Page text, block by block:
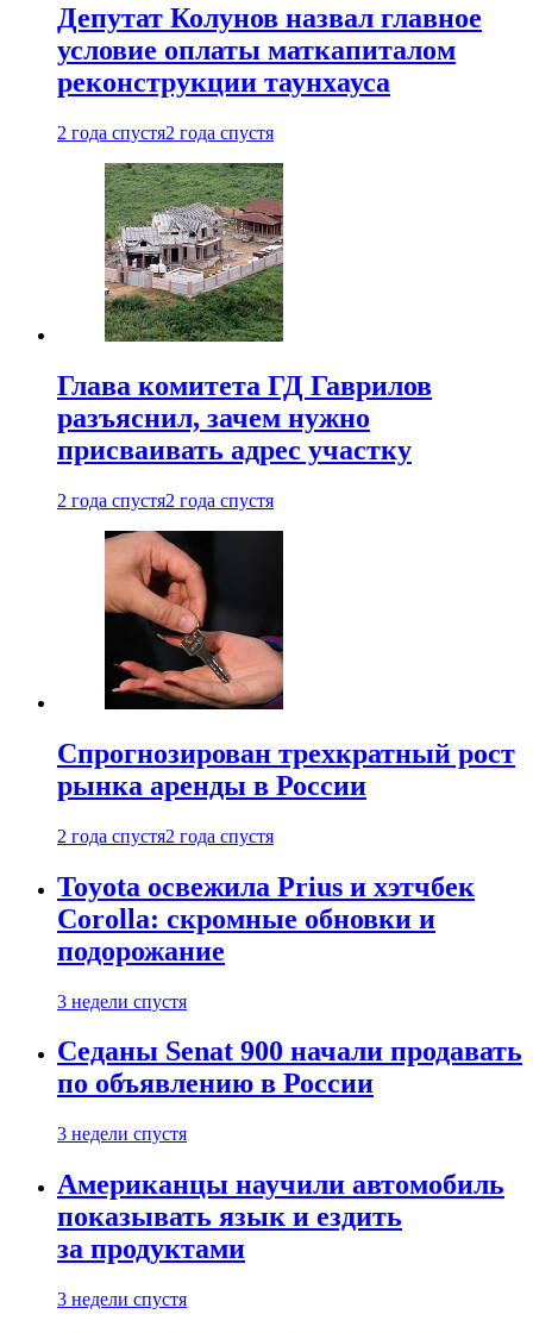
Депутат Колунов назвал главное
условие оплаты маткапиталом
реконструкции таунхауса
2 года спустя2 года спустя
Глава комитета ГД Гаврилов
разъяснил, зачем нужно
присваивать адрес участку
2 года спустя2 года спустя
Спрогнозирован трехкратный рост
рынка аренды в России
2 года спустя2 года спустя
Toyota освежила Prius и хэтчбек
Corolla: скромные обновки и
подорожание
3 недели спустя
Седаны Senat 900 начали продавать
по объявлению в России
3 недели спустя
Американцы научили автомобиль
показывать язык и ездить
за продуктами
3 недели спустя